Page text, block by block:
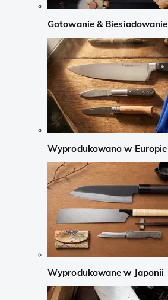
Gotowanie & Biesiadowanie
Wyprodukowano w Europie
Wyprodukowane w Japonii